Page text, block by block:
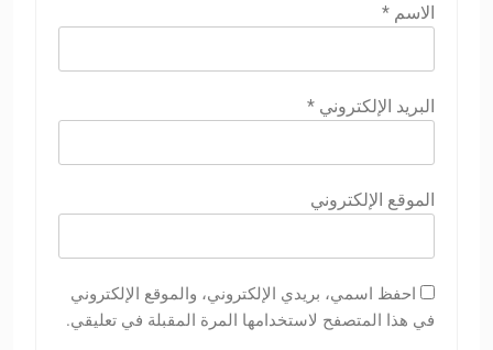
الاسم *
البريد الإلكتروني *
الموقع الإلكتروني
احفظ اسمي، بريدي الإلكتروني، والموقع الإلكتروني
في هذا المتصفح لاستخدامها المرة المقبلة في تعليقي.